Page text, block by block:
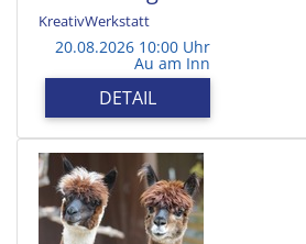
KreativWerkstatt
20.08.2026 10:00 Uhr
Au am Inn
DETAIL